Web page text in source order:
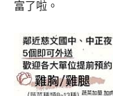
富了啦。